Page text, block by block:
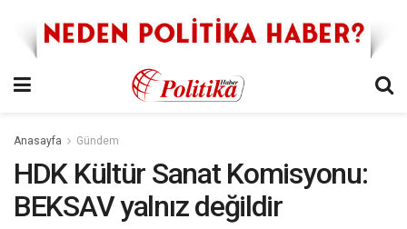
Anasayfa Gündem
HDK Kültür Sanat Komisyonu:
BEKSAV yalnız değildir